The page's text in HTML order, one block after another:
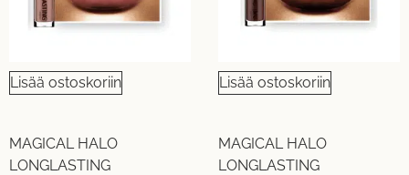
Lisää ostoskoriin
MAGICAL HALO
LONGLASTING
Lisää ostoskoriin
MAGICAL HALO
LONGLASTING